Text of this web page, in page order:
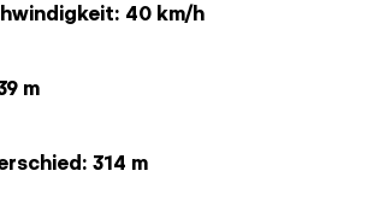
40 km/h
m
314 m